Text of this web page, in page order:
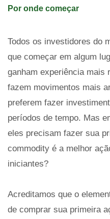
Por onde começar
Todos os investidores do
que começar em algum
ganham experiência mais
fazem movimentos mais
preferem fazer
períodos de tempo. Mas
eles precisam fazer sua
commodity é a melhor
iniciantes?
Acreditamos que o
de comprar sua primeira